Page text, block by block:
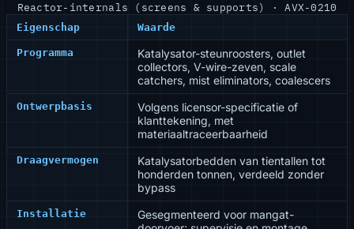
Reactor-internals (screens & supports) · AVX-0210
Eigenschap Waarde
Programma
Katalysator-steunroosters, outlet
collectors, V-wire-zeven, scale
catchers, mist eliminators, coalescers
Ontwerpbasis
Volgens licensor-specificatie of
klanttekening, met
materiaaltraceerbaarheid
Draagvermogen
Katalysatorbedden van tientallen tot
honderden tonnen, verdeeld zonder
bypass
Installatie
Gesegmenteerd voor mangat-